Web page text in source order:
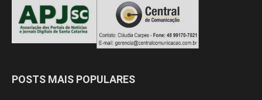
POSTS MAIS POPULARES